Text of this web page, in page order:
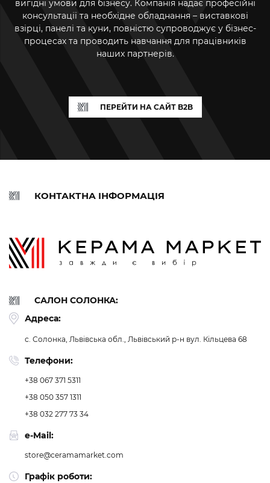
вигідні умови для бізнесу. Компанія надає професійні
консультації та необхідне обладнання – виставкові
взірці, панелі та куни, повністю супроводжує у бізнес-
процесах та проводить навчання для працівників
наших партнерів.
ПЕРЕЙТИ НА САЙТ B2B
КОНТАКТНА ІНФОРМАЦІЯ
САЛОН СОЛОНКА:
Адреса:
с. Солонка, Львівська обл., Львівський р-н вул. Кільцева 68
Телефони:
+38 067 371 5311
+38 050 357 1311
+38 032 277 73 34
e-Mail:
store@ceramamarket.com
Графік роботи: